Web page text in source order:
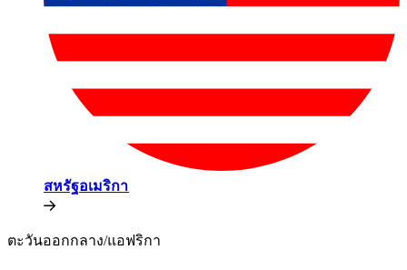
สหรัฐอเมริกา​​
ตะวันออกกลาง/แอฟริกา​​